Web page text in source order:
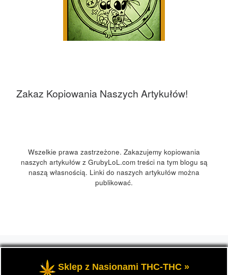
Zakaz Kopiowania Naszych Artykułów!
Wszelkie prawa zastrzeżone. Zakazujemy kopiowania
naszych artykułów z GrubyLoL.com treści na tym blogu są
naszą własnością. Linki do naszych artykułów można
publikować.
Przedstawia informacje o marihuanie, czyli cannabis blog,
kuchnia konopna i wiele innych.
Sklep z Nasionami THC-THC »